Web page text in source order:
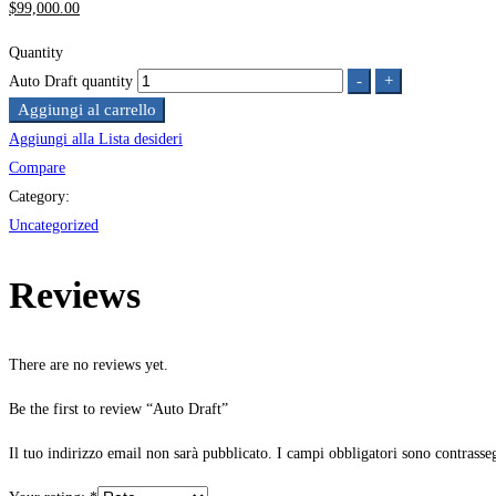
$99,000 .00
Quantity
Auto Draft quantity
-
+
Aggiungi al carrello
Aggiungi alla Lista desideri
Compare
Category:
Uncategorized
Reviews
There are no reviews yet.
Be the first to review “Auto Draft”
Il tuo indirizzo email non sarà pubblicato. I campi obbligatori sono